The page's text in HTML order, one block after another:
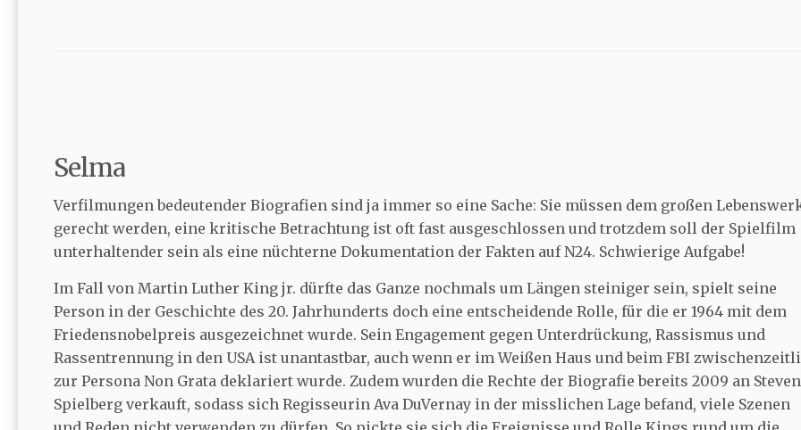
Selma
Verfilmungen bedeutender Biografien sind ja immer so eine Sache: Sie müssen dem großen
gerecht werden, eine kritische Betrachtung ist oft fast ausgeschlossen und trotzdem soll der Spielfilm
unterhaltender sein als eine nüchterne Dokumentation der Fakten auf N24. Schwierige Aufgabe!
Im Fall von Martin Luther King jr. dürfte das Ganze nochmals um Längen steiniger sein, spielt seine
Person in der Geschichte des 20. Jahrhunderts doch eine entscheidende Rolle, für die er 1964 mit dem
Friedensnobelpreis ausgezeichnet wurde. Sein Engagement gegen Unterdrückung, Rassismus und
Rassentrennung in den USA ist unantastbar, auch wenn er im Weißen Haus und beim FBI
zur Persona Non Grata deklariert wurde. Zudem wurden die Rechte der Biografie bereits 2009 an Steven
Spielberg verkauft, sodass sich Regisseurin Ava DuVernay in der misslichen Lage befand, viele Szenen